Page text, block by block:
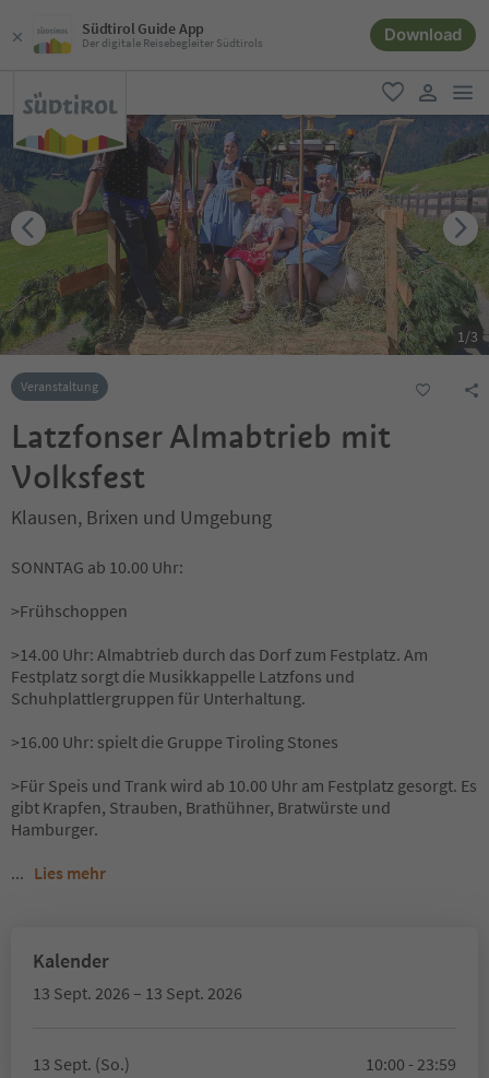
Südtirol Guide App
Der digitale Reisebegleiter Südtirols Download
favorit
user link
1/3
Veranstaltung
Latzfonser Almabtrieb mit
Volksfest
Klausen, Brixen und Umgebung
SONNTAG ab 10.00 Uhr:
>Frühschoppen
>14.00 Uhr: Almabtrieb durch das Dorf zum Festplatz. Am
Festplatz sorgt die Musikkappelle Latzfons und
Schuhplattlergruppen für Unterhaltung.
>16.00 Uhr: spielt die Gruppe Tiroling Stones
>Für Speis und Trank wird ab 10.00 Uhr am Festplatz gesorgt. Es
gibt Krapfen, Strauben, Brathühner, Bratwürste und
Hamburger.
... Lies mehr
Kalender
13 Sept. 2026 – 13 Sept. 2026
13 Sept. (So.) 10:00 - 23:59